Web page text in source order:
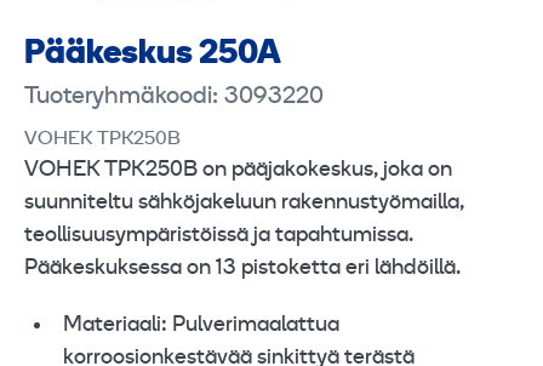
Pääkeskus 250A
Tuoteryhmäkoodi: 3093220
VOHEK TPK250B
VOHEK TPK250B on pääjakokeskus, joka on
suunniteltu sähköjakeluun rakennustyömailla,
teollisuusympäristöissä ja tapahtumissa.
Pääkeskuksessa on 13 pistoketta eri lähdöillä.
Materiaali: Pulverimaalattua
korroosionkestävää sinkittyä terästä